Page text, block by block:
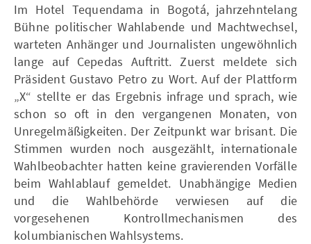
Im Hotel Tequendama in Bogotá, jahrzehntelang
Bühne politischer Wahlabende und Machtwechsel,
warteten Anhänger und Journalisten ungewöhnlich
lange auf Cepedas Auftritt. Zuerst meldete sich
Präsident Gustavo Petro zu Wort. Auf der Plattform
„X“ stellte er das Ergebnis infrage und sprach, wie
schon so oft in den vergangenen Monaten, von
Unregelmäßigkeiten. Der Zeitpunkt war brisant. Die
Stimmen wurden noch ausgezählt, internationale
Wahlbeobachter hatten keine gravierenden Vorfälle
beim Wahlablauf gemeldet. Unabhängige Medien
und die Wahlbehörde verwiesen auf die
vorgesehenen Kontrollmechanismen des
kolumbianischen Wahlsystems.